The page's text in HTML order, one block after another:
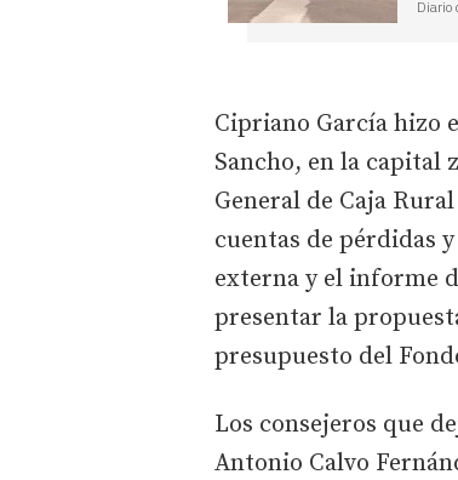
Diario
Cipriano García hizo
Sancho, en la capital
General de Caja
cuentas de pérdidas
externa y el informe
presentar la
presupuesto del
Los consejeros que
Antonio Calvo